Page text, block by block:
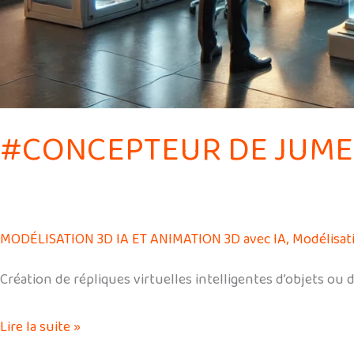
#CONCEPTEUR DE
MODÉLISATION 3D IA ET ANIMATION 3D avec IA,
Création de répliques virtuelles intelligentes d’objets ou
Lire la suite »